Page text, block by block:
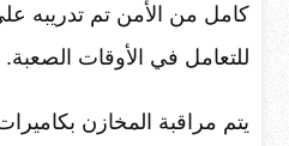
كامل من الأمن تم تدريبه
للتعامل في الأوقات الصعبة.